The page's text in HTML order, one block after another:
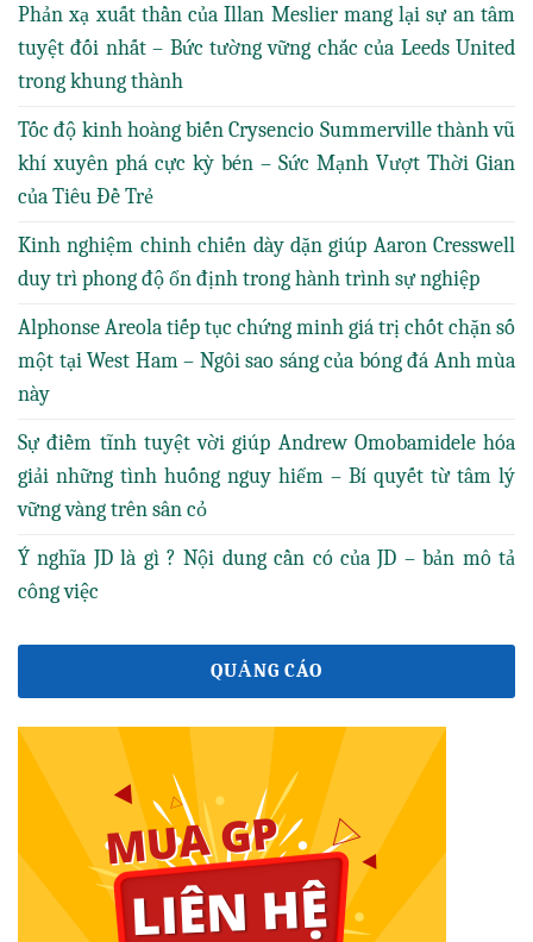
Phản xạ xuất thần của Illan Meslier mang lại sự an tâm
tuyệt đối nhất – Bức tường vững chắc của Leeds United
trong khung thành
Tốc độ kinh hoàng biến Crysencio Summerville thành vũ
khí xuyên phá cực kỳ bén – Sức Mạnh Vượt Thời Gian
của Tiêu Đề Trẻ
Kinh nghiệm chinh chiến dày dặn giúp Aaron Cresswell
duy trì phong độ ổn định trong hành trình sự nghiệp
Alphonse Areola tiếp tục chứng minh giá trị chốt chặn số
một tại West Ham – Ngôi sao sáng của bóng đá Anh mùa
này
Sự điềm tĩnh tuyệt vời giúp Andrew Omobamidele hóa
giải những tình huống nguy hiểm – Bí quyết từ tâm lý
vững vàng trên sân cỏ
Ý nghĩa JD là gì ? Nội dung cần có của JD – bản mô tả
công việc
QUẢNG CÁO